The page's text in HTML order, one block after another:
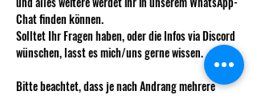
Chat finden können.
Solltet Ihr Fragen haben, oder die Infos via Discord
wünschen, lasst es mich/uns gerne wissen.
Bitte beachtet, dass je nach Andrang mehrere